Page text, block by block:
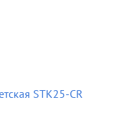
STK25-CR